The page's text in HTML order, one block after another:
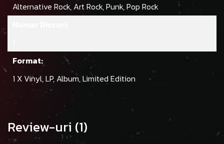
Alternative Rock, Art Rock, Punk, Pop Rock
Format:
1 X Vinyl, LP, Album, Limited Edition
Review-uri (1)